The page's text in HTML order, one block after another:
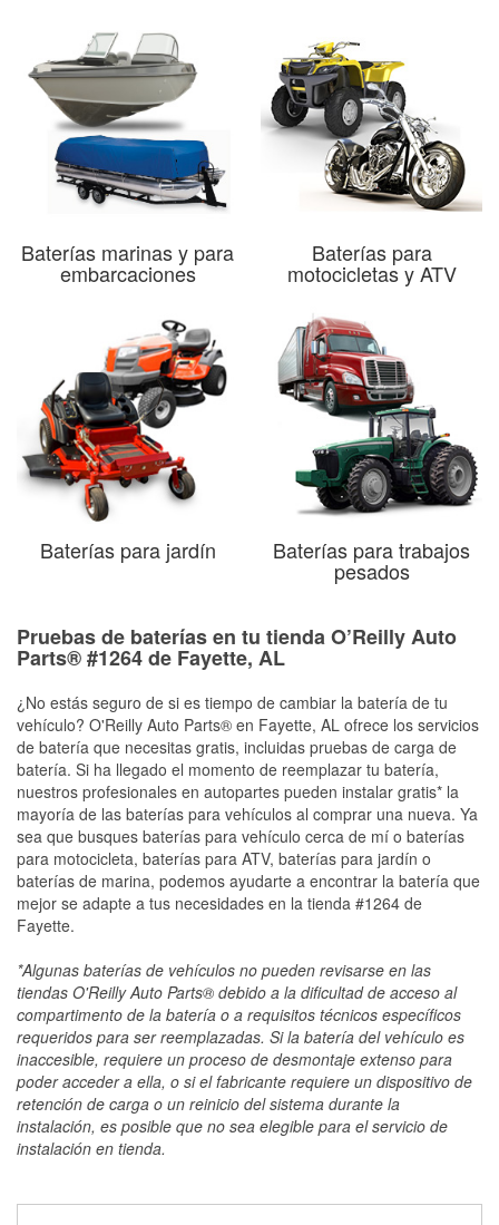
Baterías marinas y para
embarcaciones
Baterías para
motocicletas y ATV
Baterías para jardín Baterías para trabajos
pesados
Pruebas de baterías en tu tienda O’Reilly Auto
Parts® #1264 de Fayette, AL
¿No estás seguro de si es tiempo de cambiar la batería de tu
vehículo? O'Reilly Auto Parts® en Fayette, AL ofrece los servicios
de batería que necesitas gratis, incluidas pruebas de carga de
batería. Si ha llegado el momento de reemplazar tu batería,
nuestros profesionales en autopartes pueden instalar gratis* la
mayoría de las baterías para vehículos al comprar una nueva. Ya
sea que busques baterías para vehículo cerca de mí o baterías
para motocicleta, baterías para ATV, baterías para jardín o
baterías de marina, podemos ayudarte a encontrar la batería que
mejor se adapte a tus necesidades en la tienda #1264 de
Fayette.
*Algunas baterías de vehículos no pueden revisarse en las
tiendas O'Reilly Auto Parts® debido a la dificultad de acceso al
compartimento de la batería o a requisitos técnicos específicos
requeridos para ser reemplazadas. Si la batería del vehículo es
inaccesible, requiere un proceso de desmontaje extenso para
poder acceder a ella, o si el fabricante requiere un dispositivo de
retención de carga o un reinicio del sistema durante la
instalación, es posible que no sea elegible para el servicio de
instalación en tienda.